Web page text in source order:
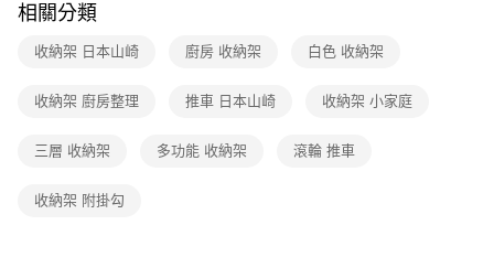
相關分類
收納架 日本山崎 廚房 收納架 白色 收納架
收納架 廚房整理 推車 日本山崎 收納架 小家庭
三層 收納架 多功能 收納架 滾輪 推車
收納架 附掛勾